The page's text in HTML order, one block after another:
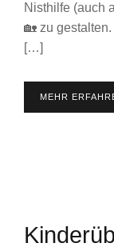
Nisthilfe (auch
🏡 zu
[…]
MEHR